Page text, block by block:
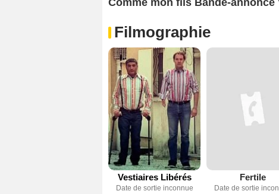
Filmographie
Vestiaires Libérés
Date de sortie inconnue
Fertile
Date de sortie